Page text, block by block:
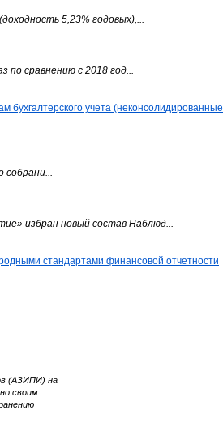
5,23% годовых),...
по сравнению с 2018 год...
учета (неконсолидированные
собрани...
избран новый состав Наблюд...
стандартами финансовой отчетности
(АЗИПИ) на
своим